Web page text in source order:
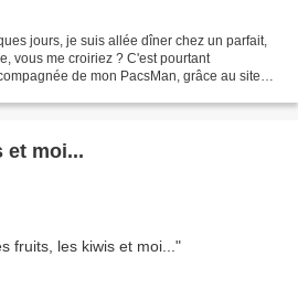
jours, je suis allée dîner chez un parfait,
vous me croiriez ? C'est pourtant
de mon PacsMan, grâce au site
et moi...